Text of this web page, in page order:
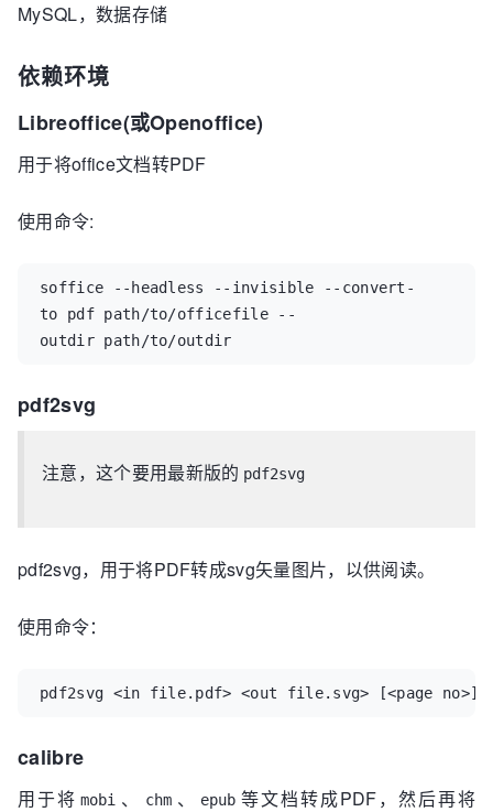
MySQL，数据存储
依赖环境
Libreoffice(或Openoffice)
用于将office文档转PDF
使用命令:
soffice --headless --invisible --convert-
to pdf path/to/officefile --
outdir path/to/outdir
pdf2svg
注意，这个要用最新版的 pdf2svg
pdf2svg，用于将PDF转成svg矢量图片，以供阅读。
使用命令：
pdf2svg <in file.pdf> <out file.svg> [<page no>]
calibre
用于将 mobi 、 chm 、 epub 等文档转成PDF，然后再将